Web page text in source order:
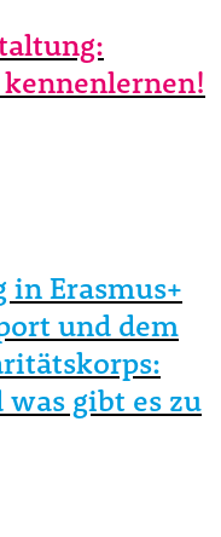
Erasmus+
und dem
gibt es zu